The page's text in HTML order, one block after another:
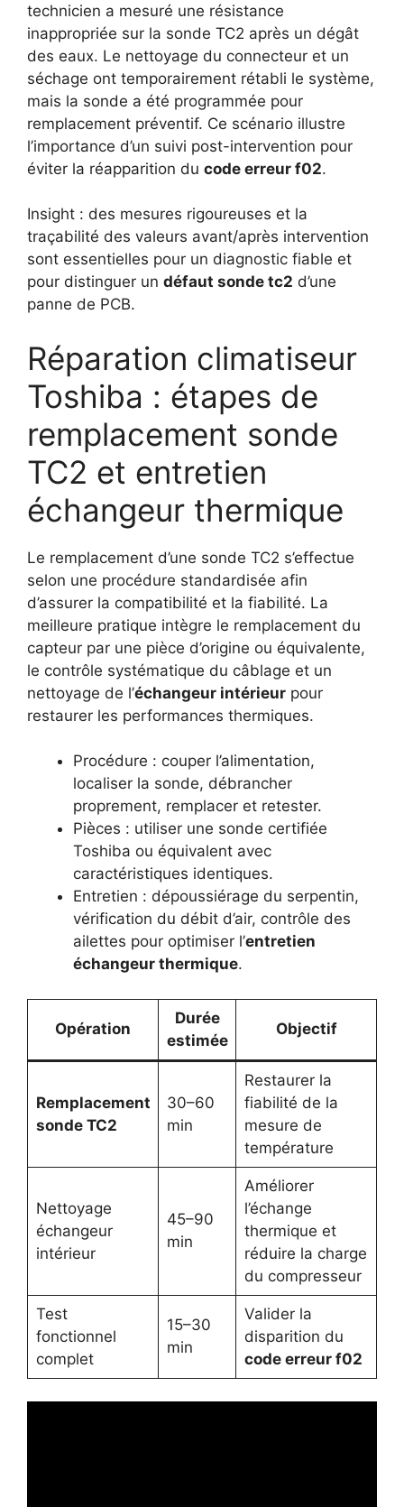
technicien a mesuré une résistance
inappropriée sur la sonde TC2 après un dégât
des eaux. Le nettoyage du connecteur et un
séchage ont temporairement rétabli le système,
mais la sonde a été programmée pour
remplacement préventif. Ce scénario illustre
l’importance d’un suivi post-intervention pour
éviter la réapparition du code erreur f02.
Insight : des mesures rigoureuses et la
traçabilité des valeurs avant/après intervention
sont essentielles pour un diagnostic fiable et
pour distinguer un défaut sonde tc2 d’une
panne de PCB.
Réparation climatiseur
Toshiba : étapes de
remplacement sonde
TC2 et entretien
échangeur thermique
Le remplacement d’une sonde TC2 s’effectue
selon une procédure standardisée afin
d’assurer la compatibilité et la fiabilité. La
meilleure pratique intègre le remplacement du
capteur par une pièce d’origine ou équivalente,
le contrôle systématique du câblage et un
nettoyage de l’échangeur intérieur pour
restaurer les performances thermiques.
Procédure : couper l’alimentation,
localiser la sonde, débrancher
proprement, remplacer et retester.
Pièces : utiliser une sonde certifiée
Toshiba ou équivalent avec
caractéristiques identiques.
Entretien : dépoussiérage du serpentin,
vérification du débit d’air, contrôle des
ailettes pour optimiser l’entretien
échangeur thermique.
Opération
Durée
estimée
Objectif
Remplacement
sonde TC2
30–60
min
Restaurer la
fiabilité de la
mesure de
température
Nettoyage
échangeur
intérieur
45–90
min
Améliorer
l’échange
thermique et
réduire la charge
du compresseur
Test
fonctionnel
complet
15–30
min
Valider la
disparition du
code erreur f02